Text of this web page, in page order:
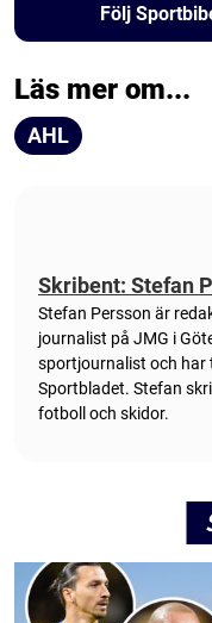
Följ
Läs mer om...
AHL
Skribent: Stefan
Stefan Persson är
journalist på JMG i
sportjournalist och har
Sportbladet. Stefan
fotboll och skidor.